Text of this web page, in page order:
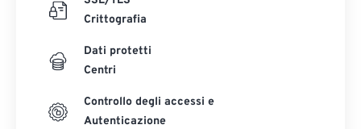
Crittografia
Dati protetti
Centri
Controllo degli accessi e
Autenticazione